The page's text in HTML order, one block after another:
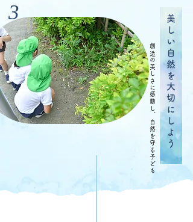
3
美しい自然を大切にしよう
​創造の美しさに感動し、自然を守る子ども